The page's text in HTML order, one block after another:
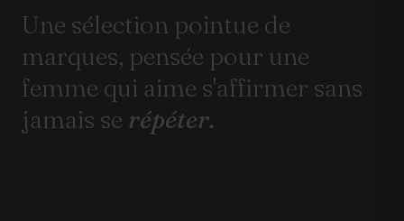
Une sélection pointue de
marques, pensée pour une
femme qui aime s'affirmer sans
jamais se répéter.